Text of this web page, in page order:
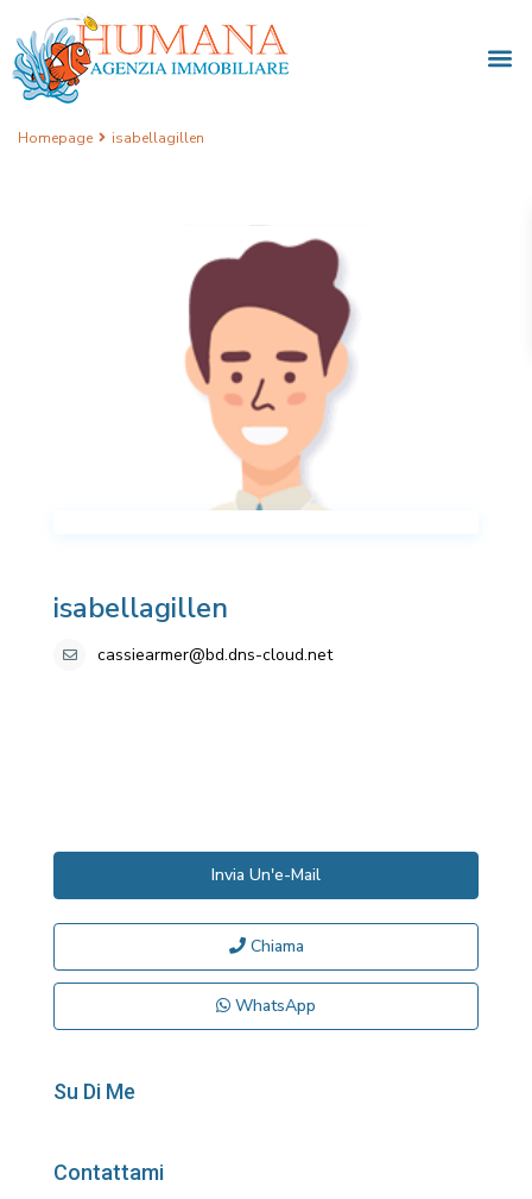
Homepage isabellagillen
isabellagillen
cassiearmer@bd.dns-cloud.net
Invia Un'e-Mail
Chiama
WhatsApp
Su Di Me
Contattami